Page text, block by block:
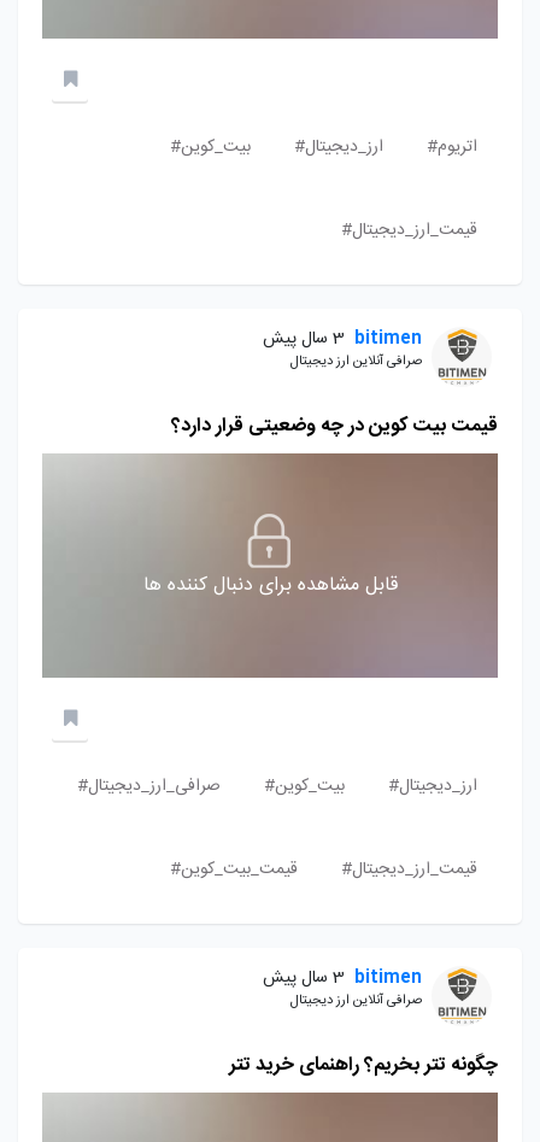
اتریوم# ارز_دیجیتال# بیت_کوین#
قیمت_ارز_دیجیتال#
bitimen 3 سال پیش
صرافی آنلاین ارز دیجیتال
قیمت بیت کوین در چه وضعیتی قرار دارد؟
قابل مشاهده برای دنبال کننده ها
ارز_دیجیتال# بیت_کوین# صرافی_ارز_دیجیتال#
قیمت_ارز_دیجیتال# قیمت_بیت_کوین#
bitimen 3 سال پیش
صرافی آنلاین ارز دیجیتال
چگونه تتر بخریم؟ راهنمای خرید تتر